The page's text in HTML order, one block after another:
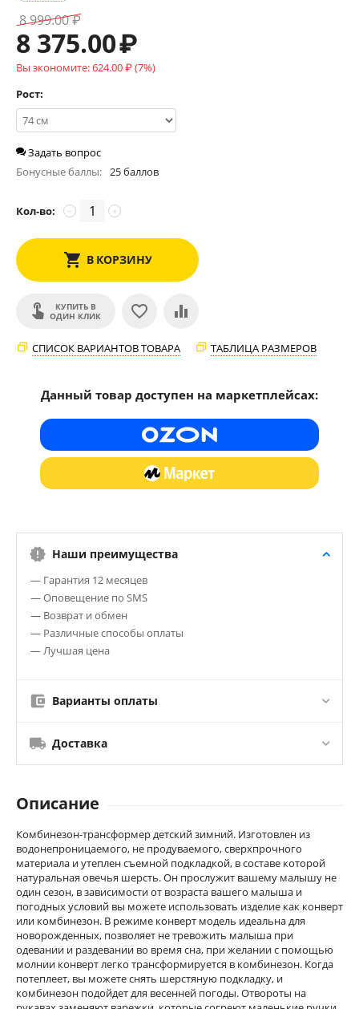
8 999.00₽
8 375.00₽
Вы экономите:624.00₽(7%)
Рост:
Задать вопрос
Бонусные баллы: 25 баллов
Кол-во: +
−
В КОРЗИНУ
КУПИТЬ В
ОДИН КЛИК
СПИСОК ВАРИАНТОВ ТОВАРА ТАБЛИЦА РАЗМЕРОВ
Данный товар доступен на маркетплейсах:
Наши преимущества
— Гарантия 12 месяцев
— Оповещение по SMS
— Возврат и обмен
— Различные способы оплаты
— Лучшая цена
Варианты оплаты
Доставка
Описание
Комбинезон-трансформер детский зимний. Изготовлен из
водонепроницаемого, не продуваемого, сверхпрочного
материала и утеплен съемной подкладкой, в составе которой
натуральная овечья шерсть. Он прослужит вашему малышу не
один сезон, в зависимости от возраста вашего малыша и
погодных условий вы можете использовать изделие как конверт
или комбинезон. В режиме конверт модель идеальна для
новорожденных, позволяет не тревожить малыша при
одевании и раздевании во время сна, при желании с помощью
молнии конверт легко трансформируется в комбинезон. Когда
потеплеет, вы можете снять шерстяную подкладку, и
комбинезон подойдет для весенней погоды. Отвороты на